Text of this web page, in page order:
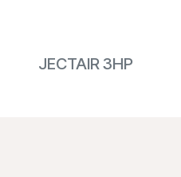
JECTAIR 3HP